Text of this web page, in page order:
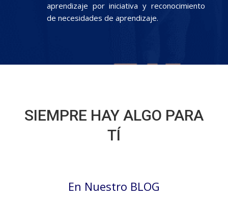
aprendizaje por iniciativa y reconocimiento
de necesidades de aprendizaje.
SIEMPRE HAY ALGO PARA
TÍ
En Nuestro BLOG